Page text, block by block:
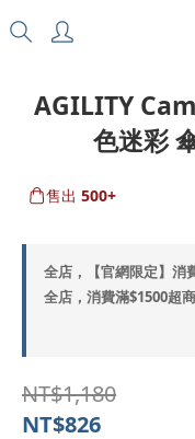
AGILITY
色迷彩
售出 500+
全店，【官網限定】消
全店，消費滿$1500超
NT$1,180
NT$826